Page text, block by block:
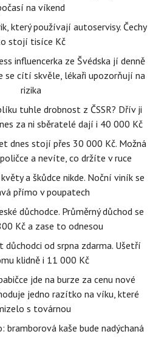
na víkend
který používají autoservisy. Čechy
stojí tisíce Kč
influencerka ze Švédska jí denně
se cítí skvěle, lékaři upozorňují na
rizika
tuhle drobnost z ČSSR? Dřív ji
za ni sběratelé dají i 40 000 Kč
dnes stojí přes 30 000 Kč. Možná
a nevíte, co držíte v ruce
a škůdce nikde. Noční viník se
přímo v poupatech
důchodce. Průměrný důchod se
Kč a zase to odnesou
důchodci od srpna zdarma. Ušetří
klidně i 11 000 Kč
jde na burze za cenu nové
jedno razítko na víku, které
s továrnou
bramborová kaše bude nadýchaná